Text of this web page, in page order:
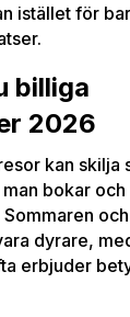
istället för
billiga
2026
kan skilja
bokar
dyrare,
erbjuder